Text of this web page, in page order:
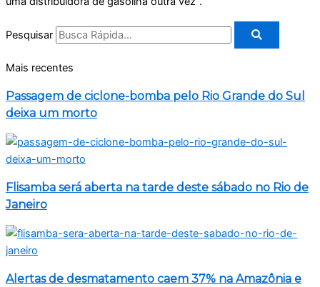
Pesquisar
Mais recentes
Passagem de ciclone-bomba pelo Rio Grande do Sul
deixa um morto
Flisamba será aberta na tarde deste sábado no Rio de
Janeiro
Alertas de desmatamento caem 37% na Amazônia e